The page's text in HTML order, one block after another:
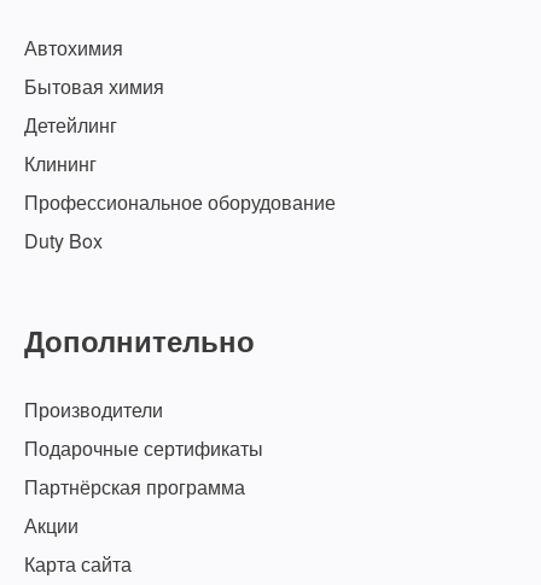
Автохимия
Бытовая химия
Детейлинг
Клининг
Профессиональное оборудование
Duty Box
Дополнительно
Производители
Подарочные сертификаты
Партнёрская программа
Акции
Карта сайта